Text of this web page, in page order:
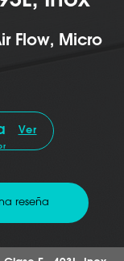
Ver
Flow, Micro
reseña